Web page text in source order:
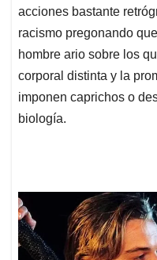
acciones bastante
racismo pregonando
hombre ario sobre los
corporal distinta y la
imponen caprichos o
biología.